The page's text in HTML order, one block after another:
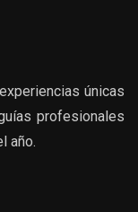
únicas
profesionales
año.